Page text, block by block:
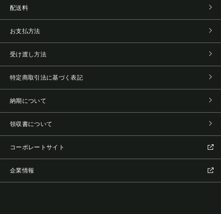
配送料
お支払方法
受け渡し方法
特定商取引法に基づく表記
納期について
領収書について
コーポレートサイト
企業情報